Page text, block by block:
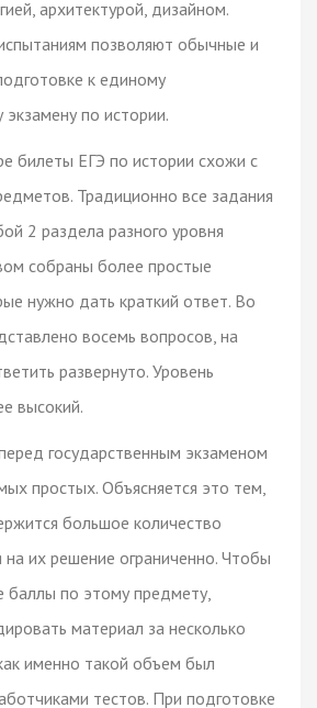
архитектурой, дизайном.
позволяют обычные и
к единому
экзамену по истории.
билеты ЕГЭ по истории схожи с
Традиционно все задания
2 раздела разного уровня
собраны более простые
нужно дать краткий ответ. Во
восемь вопросов, на
развернуто. Уровень
высокий.
государственным экзаменом
простых. Объясняется это тем,
большое количество
их решение ограниченно. Чтобы
баллы по этому предмету,
материал за несколько
именно такой объем был
тестов. При подготовке